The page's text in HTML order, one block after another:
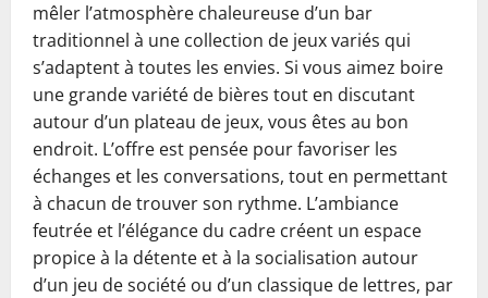
mêler l’atmosphère chaleureuse d’un bar
traditionnel à une collection de jeux variés qui
s’adaptent à toutes les envies. Si vous aimez boire
une grande variété de bières tout en discutant
autour d’un plateau de jeux, vous êtes au bon
endroit. L’offre est pensée pour favoriser les
échanges et les conversations, tout en permettant
à chacun de trouver son rythme. L’ambiance
feutrée et l’élégance du cadre créent un espace
propice à la détente et à la socialisation autour
d’un jeu de société ou d’un classique de lettres, par